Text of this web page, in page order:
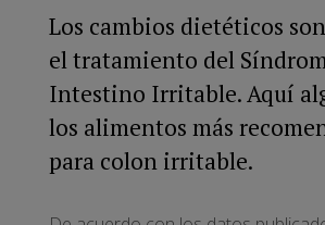
Los cambios dietéticos
el tratamiento del
Intestino Irritable. Aquí
los alimentos más
para colon irritable.